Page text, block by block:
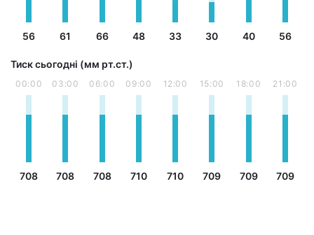
56 61 66 48 33 30 40 56
Тиск сьогодні (мм рт.ст.)
00:00
708
03:00
708
06:00
708
09:00
710
12:00
710
15:00
709
18:00
709
21:00
709